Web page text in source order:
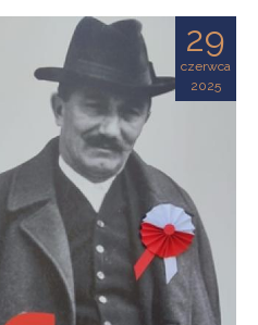
29
czerwca
2025